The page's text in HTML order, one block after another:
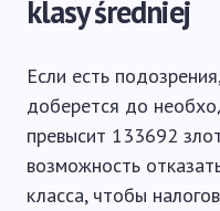
klasy średniej
Если есть
доберется до
превысит 133692
возможность
класса, чтобы